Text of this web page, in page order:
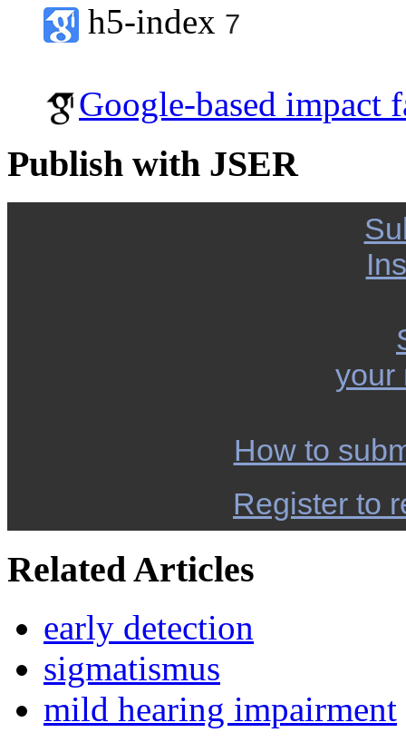
h5-index 7
Google-based impact
Publish with JSER
your
How to
Register to
Related Articles
early detection
sigmatismus
mild hearing impairment